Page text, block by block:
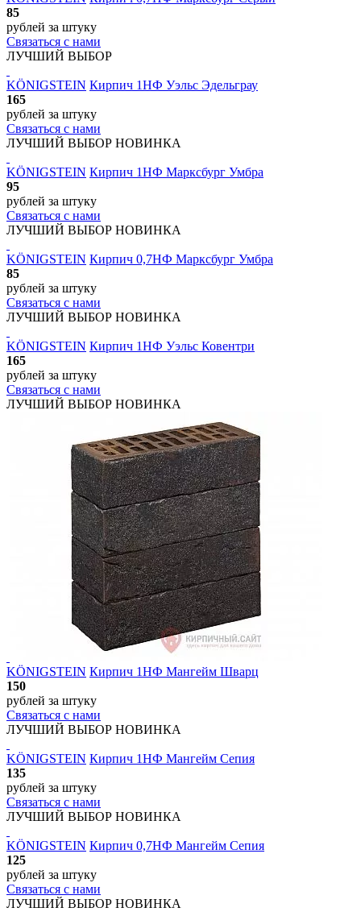
85
рублей за штуку
Связаться с нами
ЛУЧШИЙ ВЫБОР
KÖNIGSTEIN Кирпич 1НФ Уэльс Эдельграу
165
рублей за штуку
Связаться с нами
ЛУЧШИЙ ВЫБОР НОВИНКА
KÖNIGSTEIN Кирпич 1НФ Марксбург Умбра
95
рублей за штуку
Связаться с нами
ЛУЧШИЙ ВЫБОР НОВИНКА
KÖNIGSTEIN Кирпич 0,7НФ Марксбург Умбра
85
рублей за штуку
Связаться с нами
ЛУЧШИЙ ВЫБОР НОВИНКА
KÖNIGSTEIN Кирпич 1НФ Уэльс Ковентри
165
рублей за штуку
Связаться с нами
ЛУЧШИЙ ВЫБОР НОВИНКА
KÖNIGSTEIN Кирпич 1НФ Мангейм Шварц
150
рублей за штуку
Связаться с нами
ЛУЧШИЙ ВЫБОР НОВИНКА
KÖNIGSTEIN Кирпич 1НФ Мангейм Сепия
135
рублей за штуку
Связаться с нами
ЛУЧШИЙ ВЫБОР НОВИНКА
KÖNIGSTEIN Кирпич 0,7НФ Мангейм Сепия
125
рублей за штуку
Связаться с нами
ЛУЧШИЙ ВЫБОР НОВИНКА